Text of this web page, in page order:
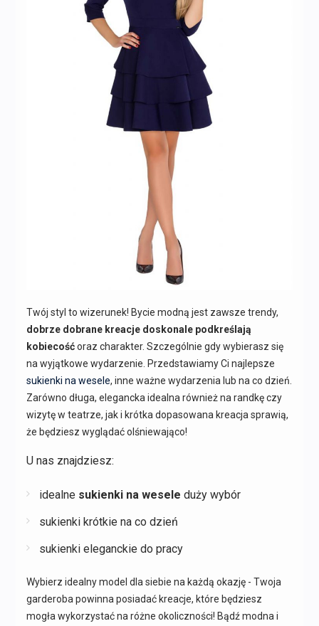
Twój styl to wizerunek! Bycie modną jest zawsze trendy,
dobrze dobrane kreacje doskonale podkreślają
kobiecośćoraz charakter. Szczególnie gdy wybierasz się
na wyjątkowe wydarzenie. Przedstawiamy Ci najlepsze
sukienki na wesele, inne ważne wydarzenia lub na co dzień.
Zarówno długa, elegancka idealna również na randkę czy
wizytę w teatrze, jak i krótka dopasowana kreacja sprawią,
że będziesz wyglądać olśniewająco!
U nas znajdziesz:
idealne sukienki na wesele duży wybór
sukienki krótkie na co dzień
sukienki eleganckie do pracy
Wybierz idealny model dla siebie na każdą okazję - Twoja
garderoba powinna posiadać kreacje, które będziesz
mogła wykorzystać na różne okoliczności! Bądź modna i